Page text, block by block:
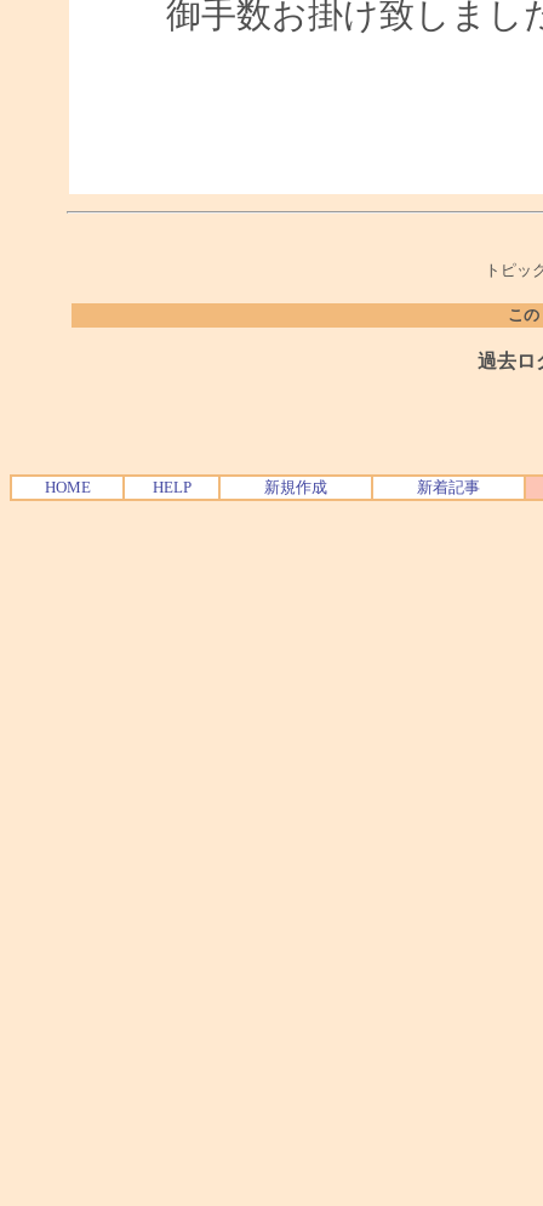
御手数お掛け致しまし
トピッ
こ
過去ロ
HOME HELP 新規作成 新着記事